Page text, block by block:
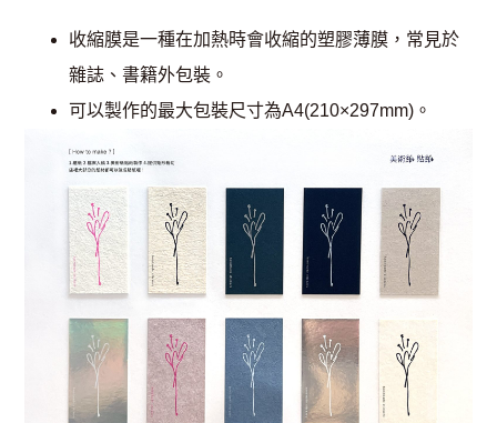
收縮膜是一種在加熱時會收縮的塑膠薄膜，常見於
雜誌、書籍外包裝。
可以製作的最大包裝尺寸為A4(210×297mm)。